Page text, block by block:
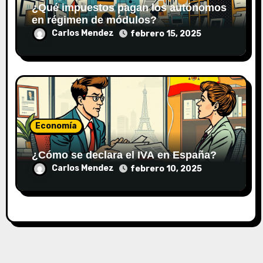
¿Qué impuestos pagan los autónomos
en régimen de módulos?
Carlos Mendez febrero 15, 2025
Economía
¿Cómo se declara el IVA en España?
Carlos Mendez febrero 10, 2025